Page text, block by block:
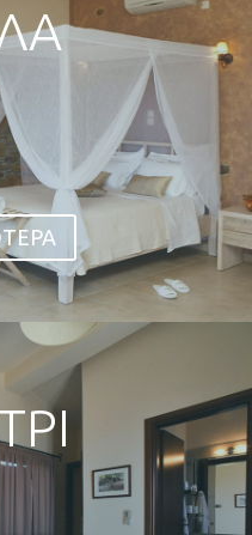
διπλό κρεβάτι,
πανοραμική θέα
κουζίνα με
condition,
με δορυφορικά
Στον επάνω όροφο
με διπλό κρεβάτι,
πανοραμική θέα
, τηλεόραση με